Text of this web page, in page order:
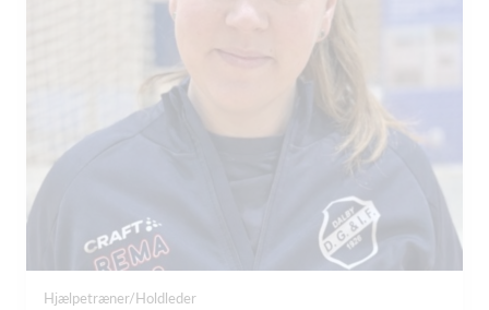
Hjælpetræner/Holdleder